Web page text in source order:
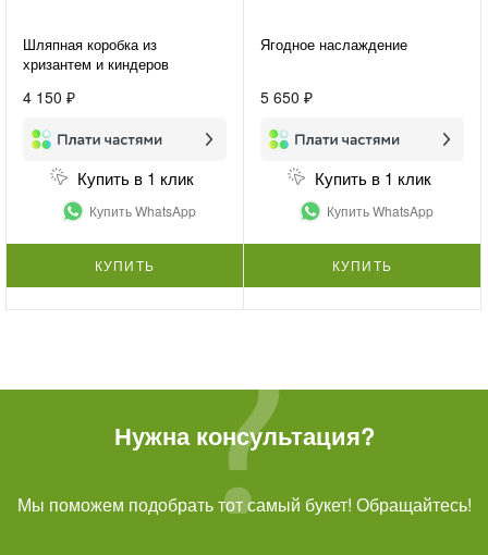
Шляпная коробка из
хризантем и киндеров
4 150 ₽
Купить в 1 клик
Купить WhatsApp
КУПИТЬ
Ягодное наслаждение
5 650 ₽
Купить в 1 клик
Купить WhatsApp
КУПИТЬ
Нужна консультация?
Мы поможем подобрать тот самый букет! Обращайтесь!